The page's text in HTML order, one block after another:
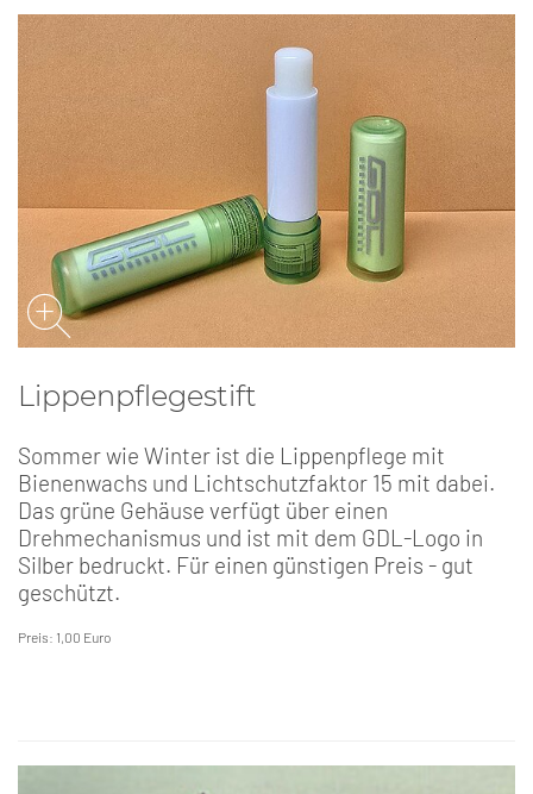
Lippenpflegestift
Sommer wie Winter ist die Lippenpflege mit
Bienenwachs und Lichtschutzfaktor 15 mit dabei.
Das grüne Gehäuse verfügt über einen
Drehmechanismus und ist mit dem GDL-Logo in
Silber bedruckt. Für einen günstigen Preis - gut
geschützt.
Preis: 1,00 Euro